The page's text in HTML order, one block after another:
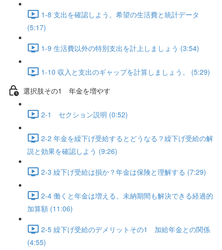
1-8 支出を確認しよう。希望の生活費と統計データ
(5:17)
1-9 生活費以外の特別支出を計上しましょう (3:54)
1-10 収入と支出のギャップを計算しましょう。 (5:29)
選択肢その1 年金を増やす
2-1 セクション説明 (0:52)
2-2 年金を繰下げ受給するとどうなる？繰下げ受給の解
説と効果を確認しよう (9:26)
2-3 繰下げ受給は損か？年金は保険と理解する (7:29)
2-4 働くと年金は増える。未納期間も解決できる経過的
加算額 (11:06)
2-5 繰下げ受給のデメリットその1 加給年金との関係
(4:55)